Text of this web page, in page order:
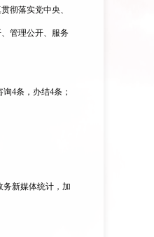
彻落实党中央、
管理公开、服务
询4条，办结4条；
务新媒体统计，加